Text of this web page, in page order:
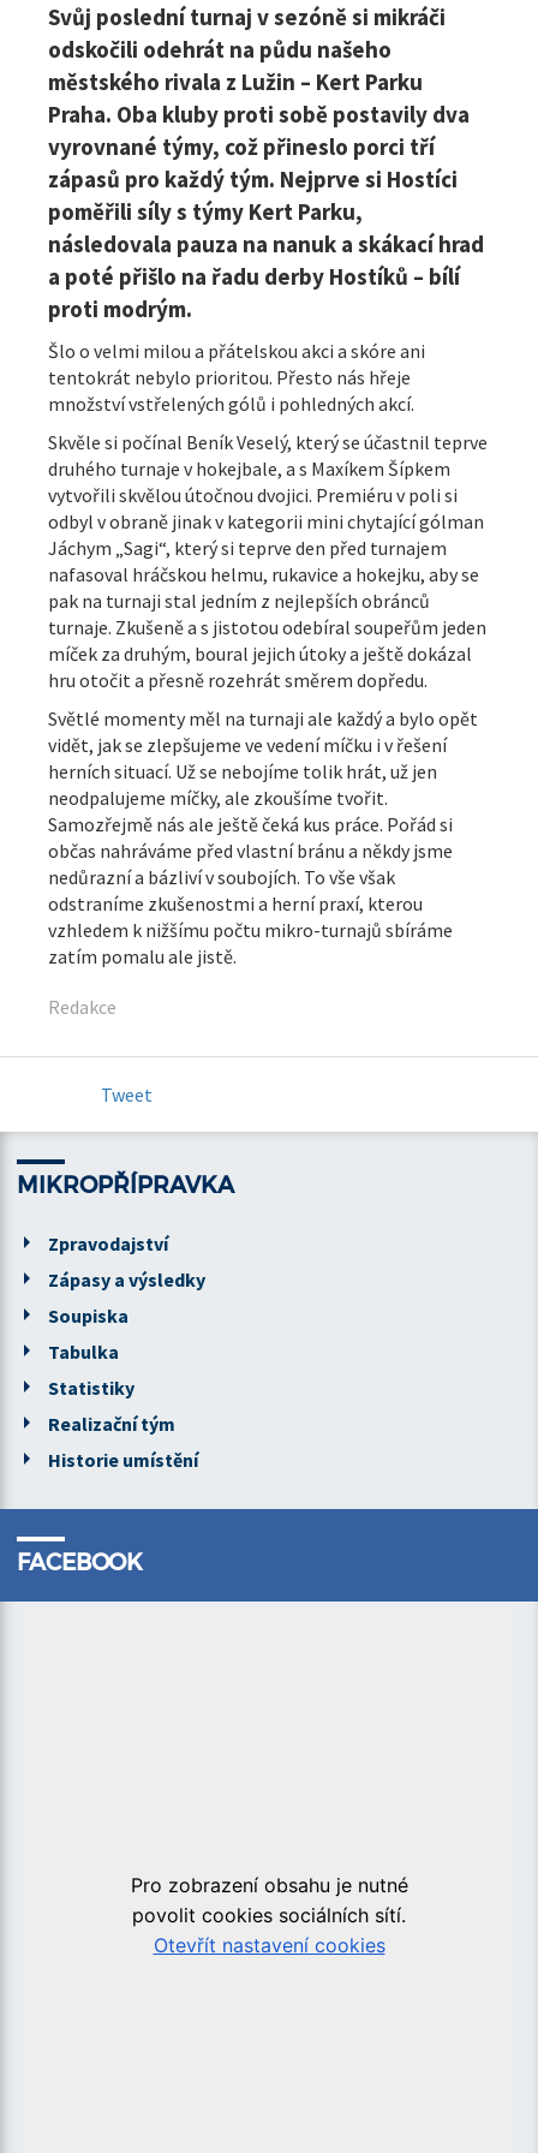
Svůj poslední turnaj v sezóně si mikráči
odskočili odehrát na půdu našeho
městského rivala z Lužin – Kert Parku
Praha. Oba kluby proti sobě postavily dva
vyrovnané týmy, což přineslo porci tří
zápasů pro každý tým. Nejprve si Hostíci
poměřili síly s týmy Kert Parku,
následovala pauza na nanuk a skákací hrad
a poté přišlo na řadu derby Hostíků – bílí
proti modrým.
Šlo o velmi milou a přátelskou akci a skóre ani
tentokrát nebylo prioritou. Přesto nás hřeje
množství vstřelených gólů i pohledných akcí.
Skvěle si počínal Beník Veselý, který se účastnil teprve
druhého turnaje v hokejbale, a s Maxíkem Šípkem
vytvořili skvělou útočnou dvojici. Premiéru v poli si
odbyl v obraně jinak v kategorii mini chytající gólman
Jáchym „Sagi“, který si teprve den před turnajem
nafasoval hráčskou helmu, rukavice a hokejku, aby se
pak na turnaji stal jedním z nejlepších obránců
turnaje. Zkušeně a s jistotou odebíral soupeřům jeden
míček za druhým, boural jejich útoky a ještě dokázal
hru otočit a přesně rozehrát směrem dopředu.
Světlé momenty měl na turnaji ale každý a bylo opět
vidět, jak se zlepšujeme ve vedení míčku i v řešení
herních situací. Už se nebojíme tolik hrát, už jen
neodpalujeme míčky, ale zkoušíme tvořit.
Samozřejmě nás ale ještě čeká kus práce. Pořád si
občas nahráváme před vlastní bránu a někdy jsme
nedůrazní a bázliví v soubojích. To vše však
odstraníme zkušenostmi a herní praxí, kterou
vzhledem k nižšímu počtu mikro-turnajů sbíráme
zatím pomalu ale jistě.
Redakce
Tweet
MIKROPŘÍPRAVKA
Zpravodajství
Zápasy a výsledky
Soupiska
Tabulka
Statistiky
Realizační tým
Historie umístění
FACEBOOK